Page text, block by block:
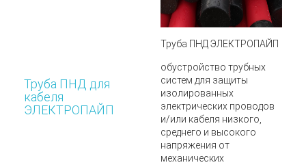
Труба ПНД для
кабеля
ЭЛЕКТРОПАЙП
Труба ПНД ЭЛЕКТРОПАЙП
обустройство трубных
систем для защиты
изолированных
электрических проводов
и/или кабеля низкого,
среднего и высокого
напряжения от
механических